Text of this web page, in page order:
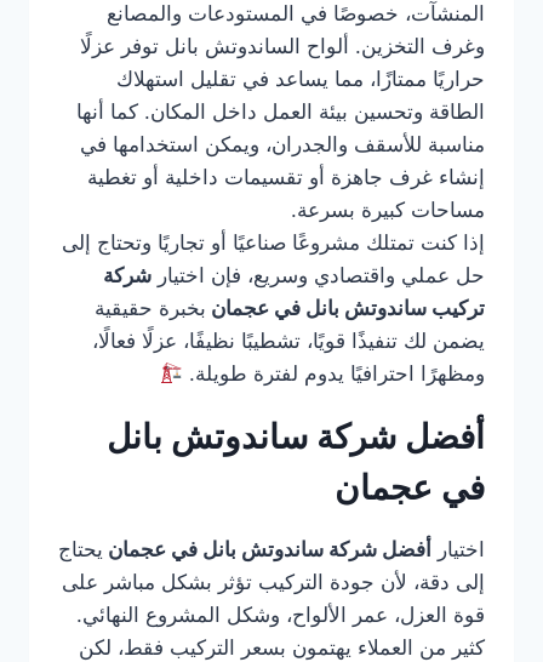
المنشآت، خصوصًا في المستودعات والمصانع
وغرف التخزين. ألواح الساندوتش بانل توفر عزلًا
حراريًا ممتازًا، مما يساعد في تقليل استهلاك
الطاقة وتحسين بيئة العمل داخل المكان. كما أنها
مناسبة للأسقف والجدران، ويمكن استخدامها في
إنشاء غرف جاهزة أو تقسيمات داخلية أو تغطية
مساحات كبيرة بسرعة.
إذا كنت تمتلك مشروعًا صناعيًا أو تجاريًا وتحتاج إلى
حل عملي واقتصادي وسريع، فإن اختيار شركة
تركيب ساندوتش بانل في عجمان بخبرة حقيقية
يضمن لك تنفيذًا قويًا، تشطيبًا نظيفًا، عزلًا فعالًا،
ومظهرًا احترافيًا يدوم لفترة طويلة.
أفضل شركة ساندوتش بانل
في عجمان
اختيار أفضل شركة ساندوتش بانل في عجمان يحتاج
إلى دقة، لأن جودة التركيب تؤثر بشكل مباشر على
قوة العزل، عمر الألواح، وشكل المشروع النهائي.
كثير من العملاء يهتمون بسعر التركيب فقط، لكن